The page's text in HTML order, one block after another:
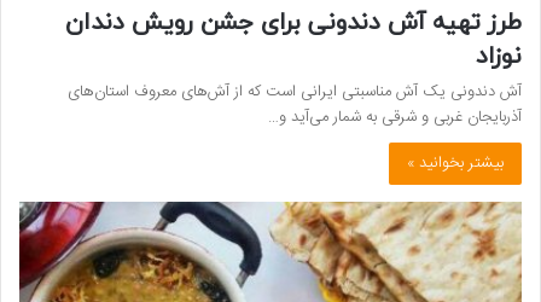
طرز تهیه آش دندونی برای جشن رویش دندان
نوزاد
آش دندونی یک آش مناسبتی ایرانی است که از آش‌های معروف استان‌های
آذربایجان غربی و شرقی به شمار می‌آید و…
بیشتر بخوانید »